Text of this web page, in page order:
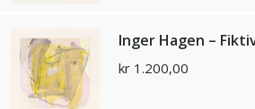
Inger Hagen –
kr 1.200,00